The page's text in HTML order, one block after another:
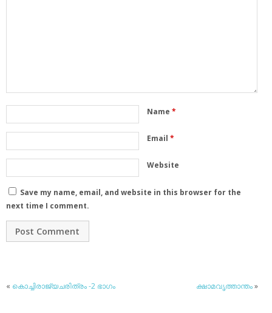
Name *
Email *
Website
Save my name, email, and website in this browser for the
next time I comment.
« കൊച്ചിരാജ്യചരിത്രം -2 ഭാഗം ക്ഷാമവൃത്താന്തം»